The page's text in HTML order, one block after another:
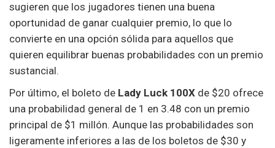
sugieren que los jugadores tienen una buena
oportunidad de ganar cualquier premio, lo que lo
convierte en una opción sólida para aquellos que
quieren equilibrar buenas probabilidades con un premio
sustancial.
Por último, el boleto de Lady Luck 100X de $20 ofrece
una probabilidad general de 1 en 3.48 con un premio
principal de $1 millón. Aunque las probabilidades son
ligeramente inferiores a las de los boletos de $30 y